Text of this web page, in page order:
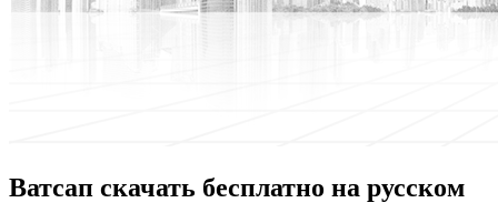
Ватсап скачать бесплатно на русском